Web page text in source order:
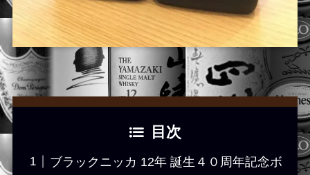
目次
ブラックニッカ 12年 誕生４０周年記念ボ